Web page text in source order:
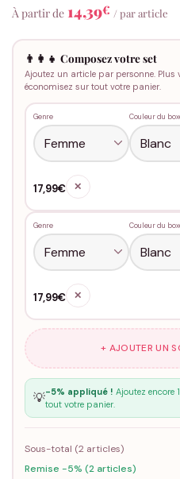
À partir de 14,39€ / par article
👨‍👩‍👧 Composez votre set
Ajoutez un article par personne. Plus
économisez sur tout votre panier.
Genre Couleur du
17,99€ ✕
Genre Couleur du
17,99€ ✕
+ AJOUTER UN
💡-5% appliqué ! Ajoutez encore
tout votre panier.
Sous-total (2articles)
Remise -5% (2 articles)